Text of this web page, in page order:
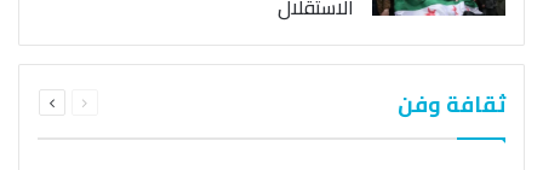
ثقافة وفن الصفحةالصفحة